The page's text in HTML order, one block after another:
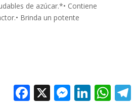
de azúcar.*• Contiene
Brinda un potente
Facebook Messenger
LinkedIn